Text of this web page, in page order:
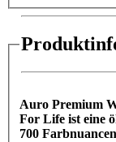
Auro Premium
For Life ist eine
700